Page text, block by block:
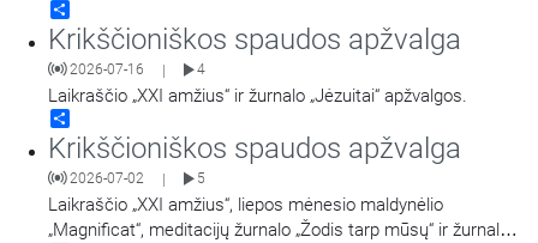
Krikščioniškos spaudos apžvalga
2026-07-16 | 4
Laikraščio „XXI amžius“ ir žurnalo „Jėzuitai“ apžvalgos.
Krikščioniškos spaudos apžvalga
2026-07-02 | 5
Laikraščio „XXI amžius“, liepos mėnesio maldynėlio
„Magnificat“, meditacijų žurnalo „Žodis tarp mūsų“ ir žurnalo